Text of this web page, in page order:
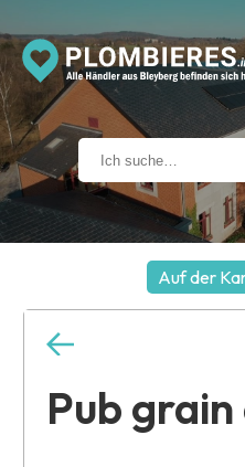
Auf der
Pub grain
+
−